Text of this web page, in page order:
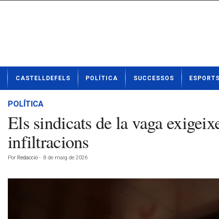
t
CASTELLDEFELS POLÍTICA SUCCESSOS ESPORTS
POLÍTICA
Els sindicats de la vaga
infiltracions
Por Redacció - 8 de maig de 2026